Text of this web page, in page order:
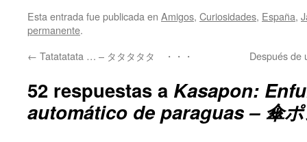
Esta entrada fue publicada en Amigos, Curiosidades, España,
permanente.
← Tatatatata … – タタタタタ ・・・ Después de
52 respuestas a Kasapon:
automático de paraguas – 傘